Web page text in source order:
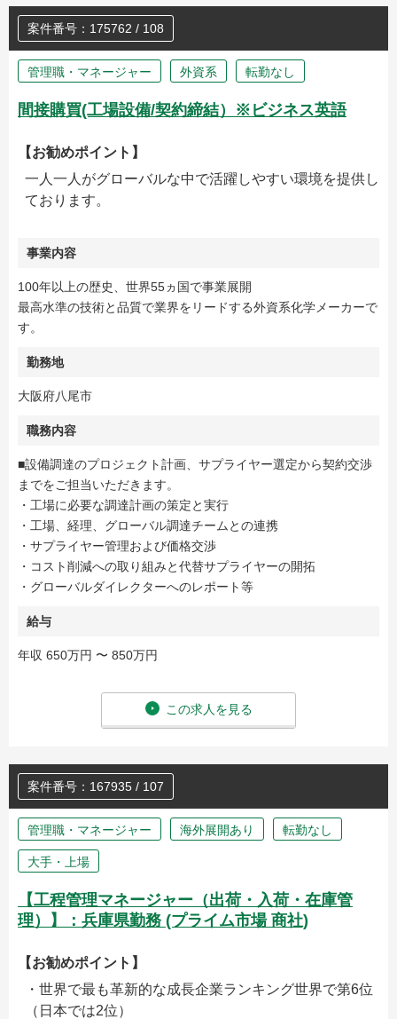
案件番号：175762 / 108
管理職・マネージャー 外資系 転勤なし
間接購買(工場設備/契約締結）※ビジネス英語
【お勧めポイント】
一人一人がグローバルな中で活躍しやすい環境を提供し
ております。
事業内容
100年以上の歴史、世界55ヵ国で事業展開
最高水準の技術と品質で業界をリードする外資系化学メーカーで
す。
勤務地
大阪府八尾市
職務内容
■設備調達のプロジェクト計画、サプライヤー選定から契約交渉
までをご担当いただきます。
・工場に必要な調達計画の策定と実行
・工場、経理、グローバル調達チームとの連携
・サプライヤー管理および価格交渉
・コスト削減への取り組みと代替サプライヤーの開拓
・グローバルダイレクターへのレポート等
給与
年収 650万円 〜 850万円
この求人を見る
案件番号：167935 / 107
管理職・マネージャー 海外展開あり 転勤なし
大手・上場
【工程管理マネージャー（出荷・入荷・在庫管
理）】：兵庫県勤務 (プライム市場 商社)
【お勧めポイント】
・世界で最も革新的な成長企業ランキング世界で第6位
（日本では2位）